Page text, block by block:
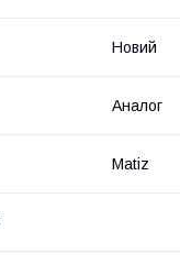
Новий
Аналог
Matiz